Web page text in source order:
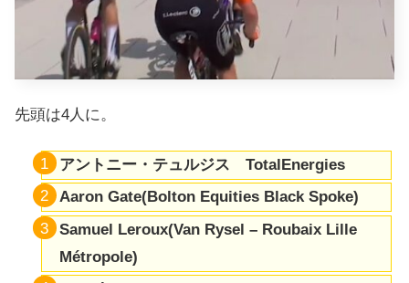
先頭は4人に。
アントニー・テュルジス TotalEnergies
Aaron Gate(Bolton Equities Black Spoke)
Samuel Leroux(Van Rysel – Roubaix Lille
Métropole)